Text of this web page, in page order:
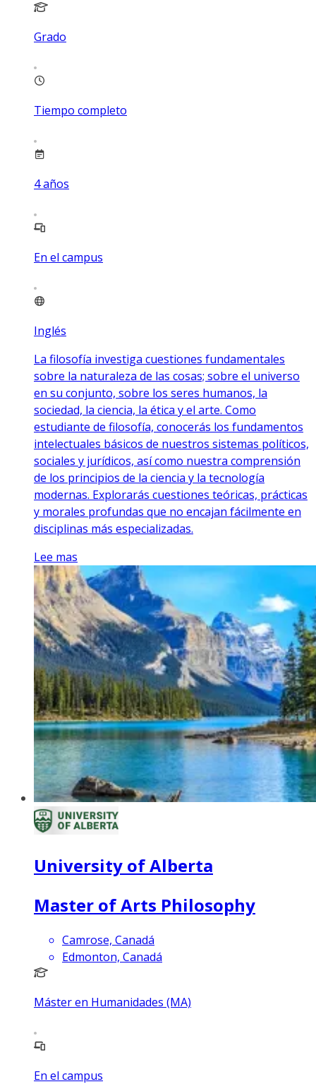
Grado
Tiempo completo
4años
En el campus
Inglés
La filosofía investiga cuestiones fundamentales
sobre la naturaleza de las cosas; sobre el universo
en su conjunto, sobre los seres humanos, la
sociedad, la ciencia, la ética y el arte. Como
estudiante de filosofía, conocerás los fundamentos
intelectuales básicos de nuestros sistemas políticos,
sociales y jurídicos, así como nuestra comprensión
de los principios de la ciencia y la tecnología
modernas. Explorarás cuestiones teóricas, prácticas
y morales profundas que no encajan fácilmente en
disciplinas más especializadas.
Lee mas
University of Alberta
Master of Arts Philosophy
Camrose, Canadá
Edmonton, Canadá
Máster en Humanidades (MA)
En el campus